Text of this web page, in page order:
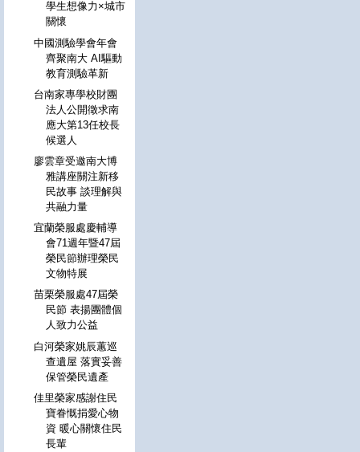
學生想像力×城市
關懷
中國測驗學會年會
齊聚南大 AI驅動
教育測驗革新
台南家專學校財團
法人公開徵求南
應大第13任校長
候選人
廖雲章受邀南大博
雅講座關注新移
民故事 談理解與
共融力量
宜蘭榮服處慶輔導
會71週年暨47屆
榮民節辦理榮民
文物特展
苗栗榮服處47屆榮
民節 表揚團體個
人致力公益
白河榮家姚辰蕙巡
查遺屋 落實妥善
保管榮民遺產
佳里榮家感謝住民
寶眷慨捐愛心物
資 暖心關懷住民
長輩